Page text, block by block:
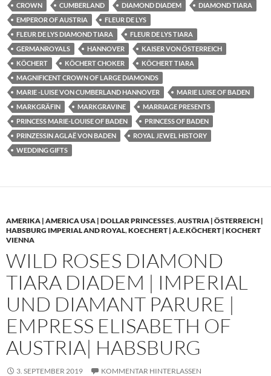
CROWN
CUMBERLAND DIAMOND DIADEM
DIAMOND TIARA
EMPEROR OF AUSTRIA
FLEUR DE LYS
FLEUR DE LYS DIAMOND TIARA
FLEUR DE LYS TIARA
GERMANROYALS
HANNOVER
KAISER VON ÖSTERREICH
KÖCHERT
KÖCHERT CHOKER
KÖCHERT TIARA
MAGNIFICENT CROWN OF LARGE DIAMONDS
MARIE -LUISE VON CUMBERLAND HANNOVER
MARIE LUISE OF BADEN
MARKGRÄFIN
MARKGRAVINE
MARRIAGE PRESENTS
PRINCESS MARIE-LOUISE OF BADEN
PRINCESS OF BADEN
PRINZESSIN AGLAË VON BADEN
ROYAL JEWEL HISTORY
WEDDING GIFTS
AMERIKA | AMERICA USA | DOLLAR PRINCESSES,AUSTRIA | ÖSTERREICH |
HABSBURG IMPERIAL AND ROYAL,KOECHERT | A.E.KÖCHERT | KOCHERT
VIENNA
WILD ROSES DIAMOND
TIARA DIADEM | IMPERIAL
UND DIAMANT PARURE |
EMPRESS ELISABETH OF
AUSTRIA| HABSBURG
3. SEPTEMBER 2019 KOMMENTAR HINTERLASSEN